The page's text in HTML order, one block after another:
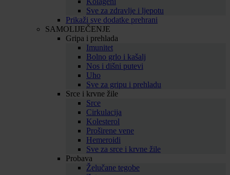
Sve za zdravlje i ljepotu
Prikaži sve dodatke prehrani
SAMOLIJEČENJE
Gripa i prehlada
Imunitet
Bolno grlo i kašalj
Nos i dišni putevi
Uho
Sve za gripu i prehladu
Srce i krvne žile
Srce
Cirkulacija
Kolesterol
Proširene vene
Hemeroidi
Sve za srce i krvne žile
Probava
Želučane tegobe